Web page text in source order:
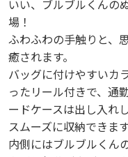
いい、ブルブルくんの
場！
ふわふわの手触りと、
癒されます。
バッグに付けやすいカ
ったリール付きで、通
ードケースは出し入れ
スムーズに収納できます
内側にはブルブルくん